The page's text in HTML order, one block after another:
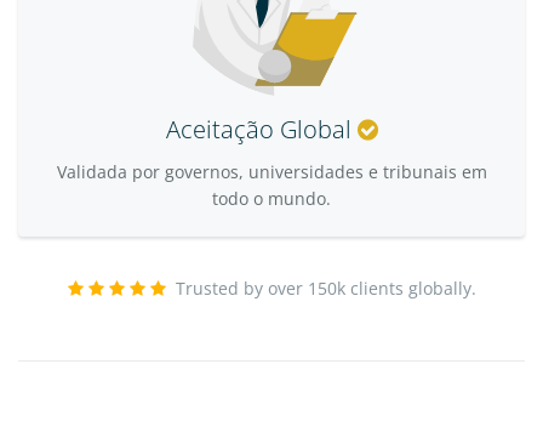
Aceitação Global
Validada por governos, universidades e tribunais em
todo o mundo.
Trusted by over 150k clients globally.